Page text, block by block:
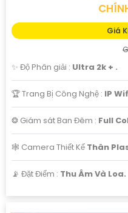
Giá
✨ Độ Phân giải : Ultra 2k + .
🏆 Trang Bị Công Nghệ : IP
❂ Giám sát Ban Đêm : Full
🕸️ Camera Thiết Kế Thân
️📡 Đặt Điểm : Thu Âm Và Loa.